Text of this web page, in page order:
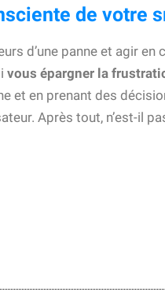
de votre
d’une panne et agir
vous épargner la
et en prenant des
Après tout, n’est-il